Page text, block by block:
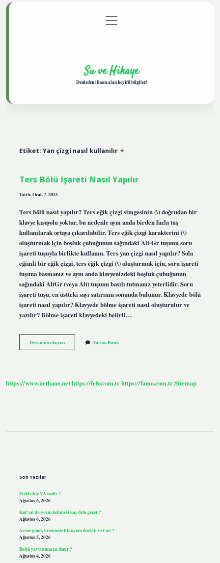
Gizlilik Politikası
menüyü
aç
Su ve Hikaye
Denizden ilham alan keyifli bilgiler!
Etiket: Yan çizgi nasıl kullanılır
Ters Bölü Işareti Nasıl Yapılır
Tarih: Ocak 7, 2025
Ters bölü nasıl yapılır? Ters eğik çizgi simgesinin (\) doğrudan bir
klavye kısayolu yoktur, bu nedenle aynı anda birden fazla tuş
kullanılarak ortaya çıkarılabilir. Ters eğik çizgi karakterini (\)
oluşturmak için boşluk çubuğunun sağındaki Alt-Gr tuşunu soru
işareti tuşuyla birlikte kullanın. Ters yan çizgi nasıl yapılır? Sola
eğimli bir eğik çizgi, ters eğik çizgi (\) oluşturmak için, soru işareti
tuşuna basmanız ve aynı anda klavyenizdeki boşluk çubuğunun
sağındaki AltGr (veya Alt) tuşunu basılı tutmanız yeterlidir. Soru
işareti tuşu, en üstteki sayı satırının sonunda bulunur. Klavyede bölü
işareti nasıl yapılır? Klavyede bölme işareti nasıl oluşturulur ve
yazılır? Bölme işareti klavyedeki belirli…
Devamını okuyunTers
Bölü
Yorum Bırak
https://www.nethane.nethttps://fefo.com.trhttps://famo.com.trSitemap
Son Yazılar
Elektrikte VA nedir ?
Ağustos 6, 2026
Kur’an’da yevm kelimesi kaç defa geçer ?
Ağustos 6, 2026
Avène güneş kreminde titanyum dioksit var mı ?
Ağustos 5, 2026
Balık yavrusuna ne denir ?
Ağustos 4, 2026